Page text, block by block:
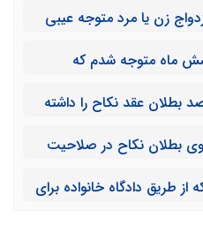
زن یا مرد متوجه عیبی
ماه متوجه شدم که
بطلان عقد نکاح را داشته
بطلان نکاح در صلاحیت
از طریق دادگاه خانواده برای